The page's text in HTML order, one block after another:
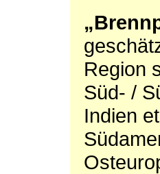
Region
Süd- /
Indien